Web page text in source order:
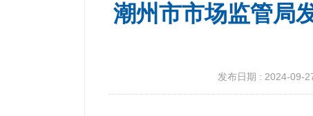
潮州市市场监管局
发布日期 : 2024-09-